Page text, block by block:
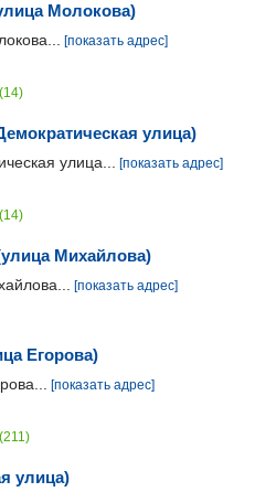
Молокова)
[показать адрес]
улица)
улица... [показать адрес]
Михайлова)
[показать адрес]
Егорова)
[показать адрес]
улица)